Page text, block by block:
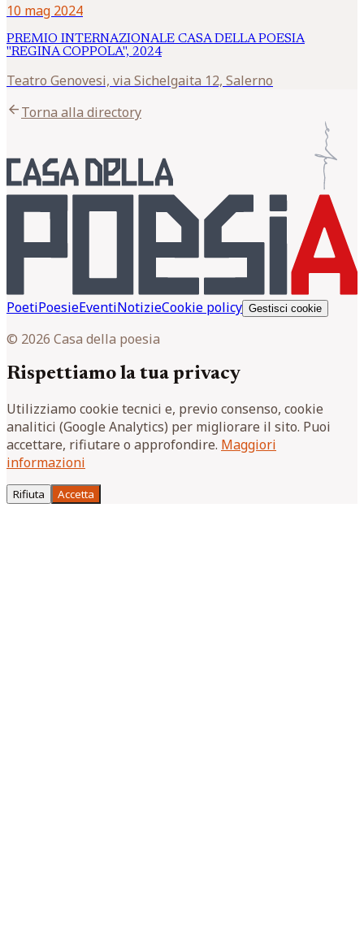
10 mag 2024
PREMIO INTERNAZIONALE CASA DELLA POESIA
"REGINA COPPOLA", 2024
Teatro Genovesi, via Sichelgaita 12, Salerno
arrow_backTorna alla directory
PoetiPoesieEventiNotizieCookie policy Gestisci cookie
© 2026 Casa della poesia
Rispettiamo la tua privacy
Utilizziamo cookie tecnici e, previo consenso, cookie
analitici (Google Analytics) per migliorare il sito. Puoi
accettare, rifiutare o approfondire. Maggiori
informazioni
Rifiuta Accetta